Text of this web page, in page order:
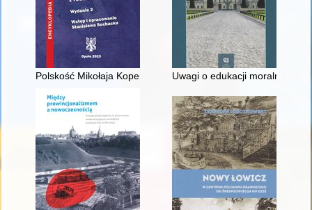
Polskość Mikołaja Kopernika z rodu ŚlązakaUwagi o edukacji moralnej